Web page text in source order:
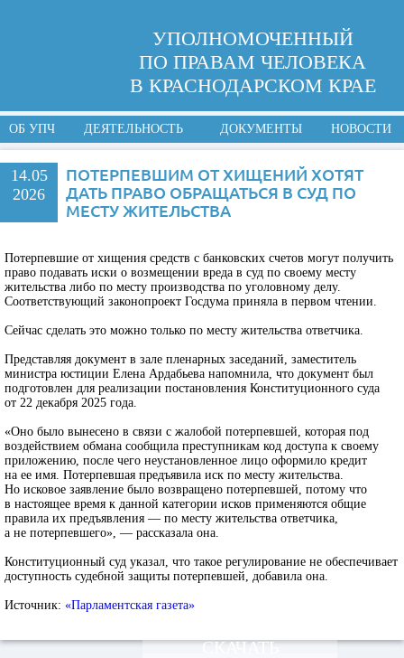
УПОЛНОМОЧЕННЫЙ
ПО ПРАВАМ ЧЕЛОВЕКА
В КРАСНОДАРСКОМ КРАЕ
ОБ УПЧ ДЕЯТЕЛЬНОСТЬ ДОКУМЕНТЫ НОВОСТИ
14.05
2026
ПОТЕРПЕВШИМ ОТ ХИЩЕНИЙ ХОТЯТ
ДАТЬ ПРАВО ОБРАЩАТЬСЯ В СУД ПО
МЕСТУ ЖИТЕЛЬСТВА
Потерпевшие от хищения средств с банковских счетов могут получить
право подавать иски о возмещении вреда в суд по своему месту
жительства либо по месту производства по уголовному делу.
Соответствующий законопроект Госдума приняла в первом чтении.
Сейчас сделать это можно только по месту жительства ответчика.
Представляя документ в зале пленарных заседаний, заместитель
министра юстиции Елена Ардабьева напомнила, что документ был
подготовлен для реализации постановления Конституционного суда
от 22 декабря 2025 года.
«Оно было вынесено в связи с жалобой потерпевшей, которая под
воздействием обмана сообщила преступникам код доступа к своему
приложению, после чего неустановленное лицо оформило кредит
на ее имя. Потерпевшая предъявила иск по месту жительства.
Но исковое заявление было возвращено потерпевшей, потому что
в настоящее время к данной категории исков применяются общие
правила их предъявления — по месту жительства ответчика,
а не потерпевшего», — рассказала она.
Конституционный суд указал, что такое регулирование не обеспечивает
доступность судебной защиты потерпевшей, добавила она.
Источник: «Парламентская газета»
СКАЧАТЬ